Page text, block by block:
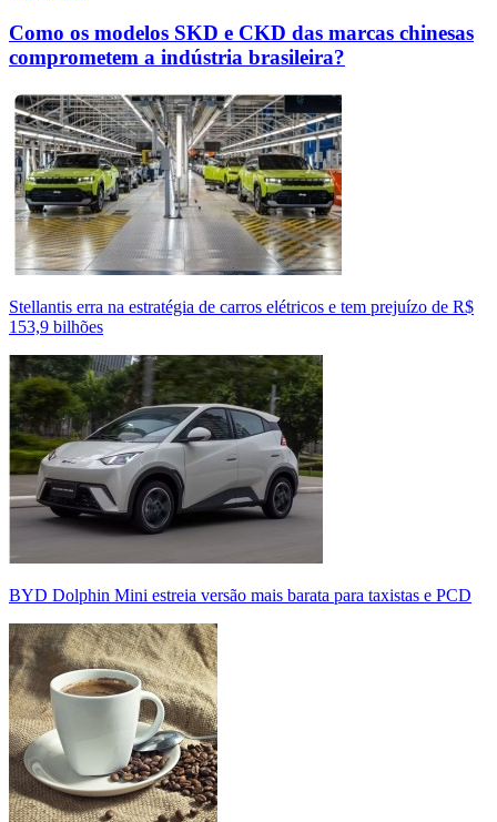
Como os modelos SKD e CKD das marcas chinesas
comprometem a indústria brasileira?
Stellantis erra na estratégia de carros elétricos e tem prejuízo de R$
153,9 bilhões
BYD Dolphin Mini estreia versão mais barata para taxistas e PCD